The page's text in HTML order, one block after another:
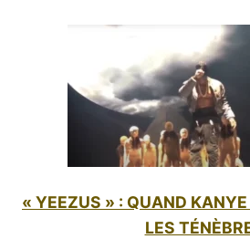
« YEEZUS » : QUAND
LES